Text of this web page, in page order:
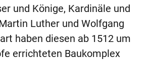
und Könige, Kardinäle und
Luther und Wolfgang
haben diesen ab 1512 um
errichteten Baukomplex